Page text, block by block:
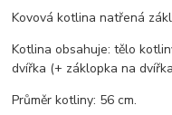
Kovová kotlina natřená
Kotlina obsahuje: tělo
dvířka (+ záklopka na
Průměr kotliny: 56 cm.